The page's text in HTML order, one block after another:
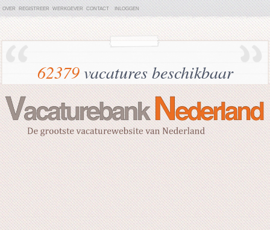
OVER REGISTREER WERKGEVER CONTACT INLOGGEN
62379vacatures beschikbaar